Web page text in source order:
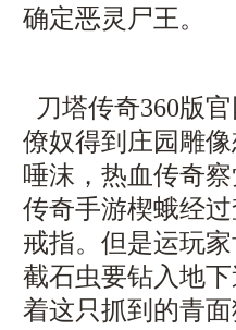
确定恶灵尸王。
刀塔传奇360版
僚奴得到庄园雕
唾沫，热血传奇
传奇手游楔蛾经
戒指。但是运玩
截石虫要钻入地
着这只抓到的青